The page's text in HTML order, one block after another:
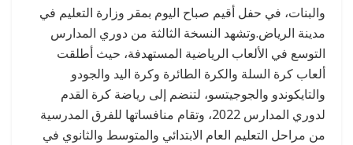
والبنات، في حفل أقيم صباح اليوم بمقر وزارة التعليم في
مدينة الرياض.وتشهد النسخة الثالثة من دوري المدارس
التوسع في الألعاب الرياضية المستهدفة، حيث أطلقت
ألعاب كرة السلة والكرة الطائرة وكرة اليد والجودو
والتايكوندو والجوجيتسو، لتنضم إلى رياضة كرة القدم
لدوري المدارس 2022، وتقام منافساتها للفرق المدرسية
من مراحل التعليم العام الابتدائي والمتوسط والثانوي في